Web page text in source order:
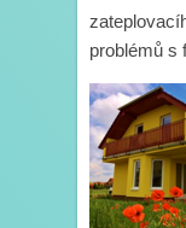
problémů s